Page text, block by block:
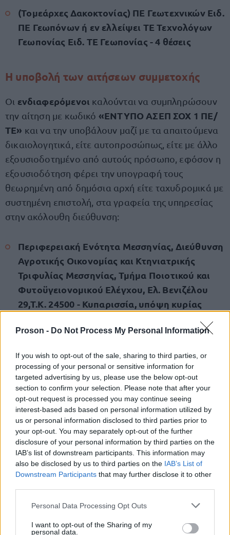
Proson - Do Not Process My Personal Information
If you wish to opt-out of the sale, sharing to third parties, or
processing of your personal or sensitive information for
targeted advertising by us, please use the below opt-out
section to confirm your selection. Please note that after your
opt-out request is processed you may continue seeing
interest-based ads based on personal information utilized by
us or personal information disclosed to third parties prior to
your opt-out. You may separately opt-out of the further
disclosure of your personal information by third parties on the
IAB’s list of downstream participants. This information may
also be disclosed by us to third parties on the IAB’s List of
Downstream Participants that may further disclose it to other
Please note that this website/app uses one or more Google
not limited to your visit or usage behaviour. You may click to
Personal Data Processing Opt Outs
I want to opt-out of the Sharing of my
personal data.
(Τομεάρχες Δακοκτονίας) ΠΕ Γεωτεχνικών Ειδ.
ΠΕ Γεωπόνων ή εν ελλείψει ΤΕ Τεχνολόγων
Γεωπονίας Ειδ. ΤΕ Γεωπονίας - 4 θέσεις
Η υποβολή των αιτήσεων συμμετοχής
Οι ενδιαφερόμενοι καλούνται να συμπληρώσουν
την αίτηση με κωδικό «ΕΝΤΥΠΟ ΑΣΕΠ ΣΟΧ 1 ΠΕ/
ΤΕ» και να την υποβάλουν μαζί με τα απαιτούμενα
δικαιολογητικά, είτε αυτοπροσώπως, είτε με άλλο
εξουσιοδοτημένο από αυτούς πρόσωπο, εφόσον η
εξουσιοδότηση φέρει την υπογραφή τους
θεωρημένη από δημόσια αρχή είτε ταχυδρομικά με
συστημένη επιστολή, στα γραφεία της υπηρεσίας
στην ακόλουθη διεύθυνση:
Περιφερειακή Ενότητα Μεσσηνίας, Διεύθυνση
Αγροτικής Οικονομίας και Κτηνιατρικής
Τριφυλίας Μεσσηνίας, Τμήμα Ποιοτικού και
Φυτοϋγειονομικού Ελέγχου, Ελ. Βενιζέλου
29,Τ.Κ. 24500 - Κυπαρισσία, υπόψη κυρίας
27610-23320).
Διαβάστε ολόκληρη την προκήρυξη των θέσεων
εργασίας,ΕΔΩ.
ΑΣΕΠ: Πιστοποίηση Αγγλικών σε
μόνο 2 ημέρες στα χέρια σας
Πιστοποίηση Υπολογιστών σε 2